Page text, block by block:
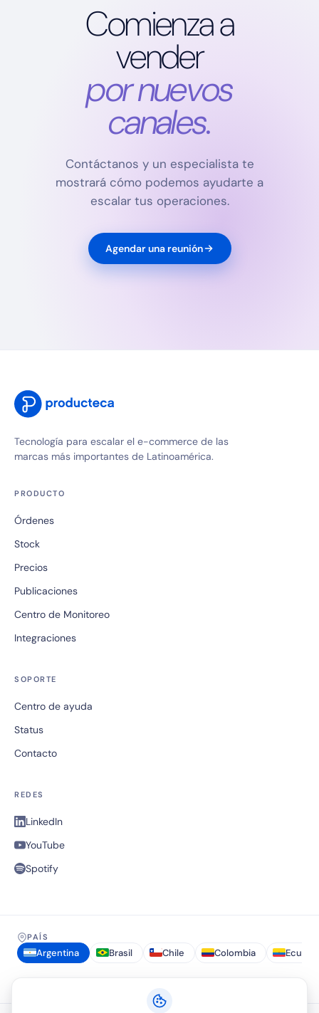
Comienza a
vender
por nuevos
canales.
Contáctanos y un especialista te
mostrará cómo podemos ayudarte a
escalar tus operaciones.
Agendar una reunión
Tecnología para escalar el e-commerce de las
marcas más importantes de Latinoamérica.
PRODUCTO
Órdenes
Stock
Precios
Publicaciones
Centro de Monitoreo
Integraciones
SOPORTE
Centro de ayuda
Status
Contacto
REDES
LinkedIn
YouTube
Spotify
PAÍS
Argentina Brasil Chile Colombia